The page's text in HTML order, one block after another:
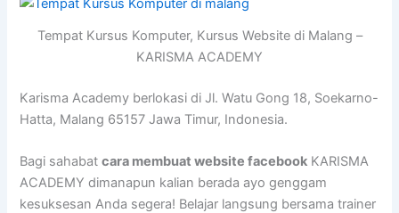
Tempat Kursus Komputer, Kursus Website di Malang –
KARISMA ACADEMY
Karisma Academy berlokasi di Jl. Watu Gong 18, Soekarno-
Hatta, Malang 65157 Jawa Timur, Indonesia.
Bagi sahabatcara membuat website facebook KARISMA
ACADEMY dimanapun kalian berada ayo genggam
kesuksesan Anda segera! Belajar langsung bersama trainer